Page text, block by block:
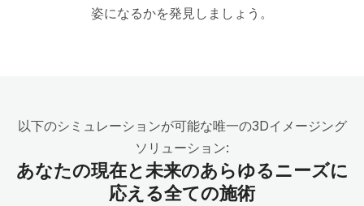
姿になるかを発見しましょう。
以下のシミュレーションが可能な唯一の3Dイメージング
ソリューション:
あなたの現在と未来のあらゆるニーズに
応える全ての施術